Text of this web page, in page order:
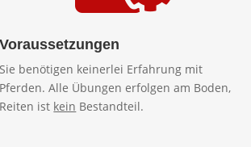
Voraussetzungen
Sie benötigen keinerlei Erfahrung mit
Pferden. Alle Übungen erfolgen am Boden,
Reiten ist kein Bestandteil.